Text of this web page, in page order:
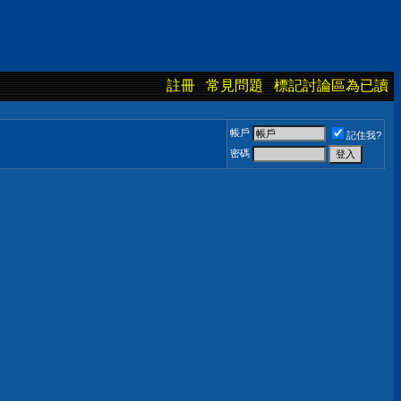
註冊 常見問題 標記討論區為已讀
帳戶
記住我?
密碼